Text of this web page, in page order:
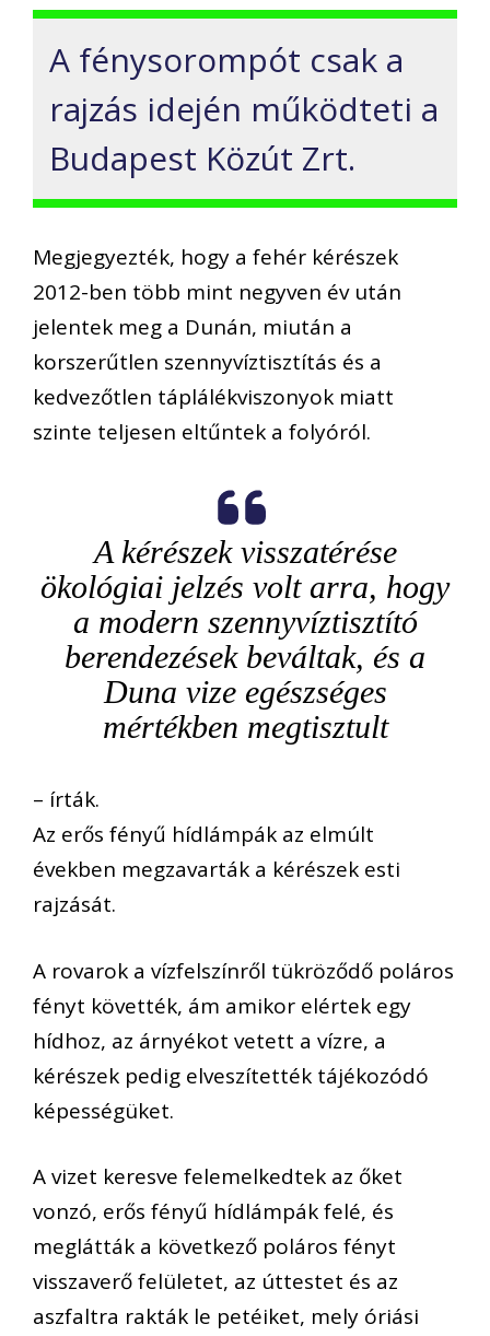
A fénysorompót csak a
rajzás idején működteti a
Budapest Közút Zrt.
Megjegyezték, hogy a fehér kérészek
2012-ben több mint negyven év után
jelentek meg a Dunán, miután a
korszerűtlen szennyvíztisztítás és a
kedvezőtlen táplálékviszonyok miatt
szinte teljesen eltűntek a folyóról.
A kérészek visszatérése
ökológiai jelzés volt arra, hogy
a modern szennyvíztisztító
berendezések beváltak, és a
Duna vize egészséges
mértékben megtisztult
– írták.
Az erős fényű hídlámpák az elmúlt
években megzavarták a kérészek esti
rajzását.
A rovarok a vízfelszínről tükröződő poláros
fényt követték, ám amikor elértek egy
hídhoz, az árnyékot vetett a vízre, a
kérészek pedig elveszítették tájékozódó
képességüket.
A vizet keresve felemelkedtek az őket
vonzó, erős fényű hídlámpák felé, és
meglátták a következő poláros fényt
visszaverő felületet, az úttestet és az
aszfaltra rakták le petéiket, mely óriási